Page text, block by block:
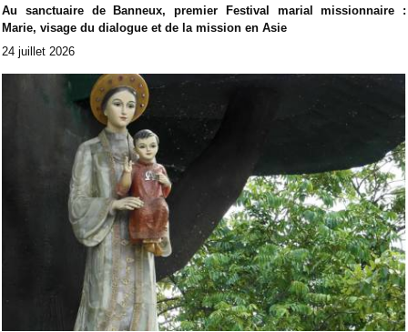
Au sanctuaire de Banneux, premier Festival marial missionnaire :
Marie, visage du dialogue et de la mission en Asie
24 juillet 2026